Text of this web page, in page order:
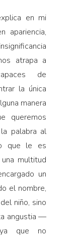
en mi
apariencia,
atrapa a
de
la única
manera
queremos
palabra al
que le es
multitud
un
el nombre,
niño, sino
angustia —
que no